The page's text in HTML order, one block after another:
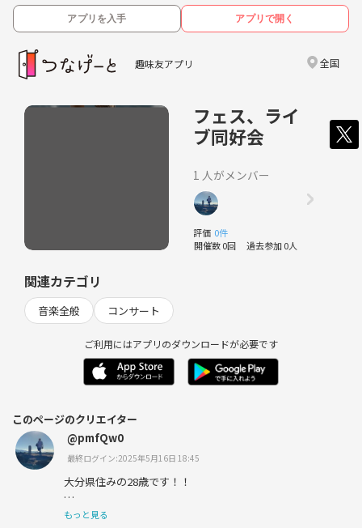
アプリを入手 アプリで開く
趣味友アプリ 全国
フェス、ライ
ブ同好会
1 人がメンバー
評価 0件
開催数 0回 過去参加 0人
関連カテゴリ
音楽全般 コンサート
ご利用にはアプリのダウンロードが必要です
このページのクリエイター
@pmfQw0
最終ログイン:2025年5月16日 18:45
大分県住みの28歳です！！
今のところ趣味は無いのですが、ゴルフ、ライブ、フェス
もっと見る